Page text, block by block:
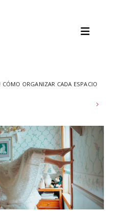
CÓMO ORGANIZAR CADA ESPACIO